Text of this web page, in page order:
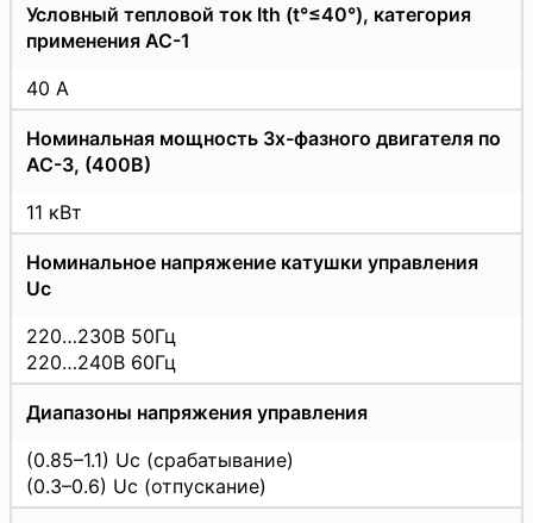
Условный тепловой ток Ith (t°≤40°), категория
применения АС-1
40 А
Номинальная мощность 3х-фазного двигателя по
АС-3, (400В)
11 кВт
Номинальное напряжение катушки управления
Uс
220…230В 50Гц
220…240В 60Гц
Диапазоны напряжения управления
(0.85–1.1) Uc (срабатывание)
(0.3–0.6) Uc (отпускание)